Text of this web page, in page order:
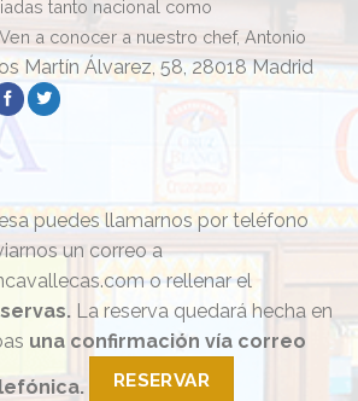
tanto nacional como
a conocer a nuestro chef, Antonio
Martín Álvarez, 58, 28018 Madrid
puedes llamarnos por teléfono
un correo a
o rellenar el
La reserva quedará hecha en
una confirmación vía correo
RESERVAR